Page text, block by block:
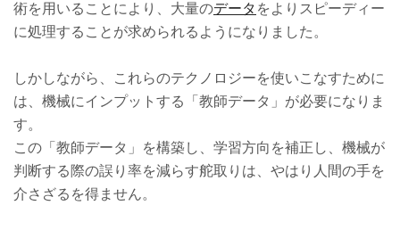
術を用いることにより、大量のデータ をよりスピーディー
に処理することが求められるようになりました。
しかしながら、これらのテクノロジーを使いこなすために
は、機械にインプットする「教師データ」が必要になりま
す。
この「教師データ」を構築し、学習方向を補正し、機械が
判断する際の誤り率を減らす舵取りは、やはり人間の手を
介さざるを得ません。